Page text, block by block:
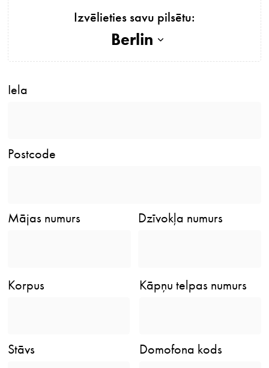
Izvēlieties savu pilsētu:
Berlin
Iela
Postcode
Mājas numurs Dzīvokļa numurs
Korpus Kāpņu telpas numurs
Stāvs Domofona kods